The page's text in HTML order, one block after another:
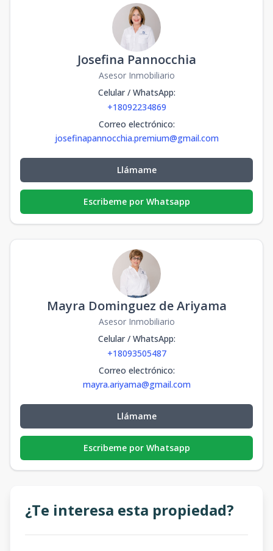
Josefina Pannocchia
Asesor Inmobiliario
Celular / WhatsApp:
+18092234869
Correo electrónico:
josefinapannocchia.premium@gmail.com
Llámame
Escribeme por Whatsapp
Mayra Dominguez de Ariyama
Asesor Inmobiliario
Celular / WhatsApp:
+18093505487
Correo electrónico:
mayra.ariyama@gmail.com
Llámame
Escribeme por Whatsapp
¿Te interesa esta propiedad?